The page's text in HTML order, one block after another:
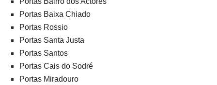
Portas Baixa Chiado
Portas Rossio
Portas Santa Justa
Portas Santos
Portas Cais do Sodré
Portas Miradouro